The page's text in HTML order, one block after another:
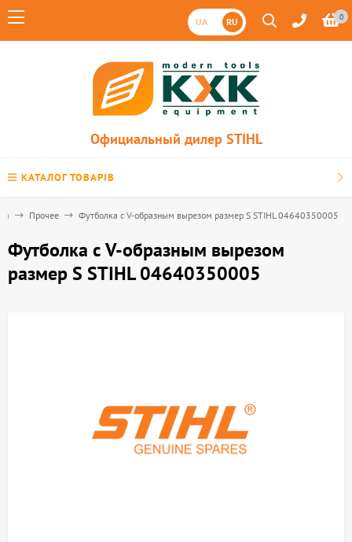
UA RU 0
Официальный дилер STIHL
КАТАЛОГ ТОВАРІВ
Прочее Футболка с V-образным вырезом размер S STIHL 04640350005
Футболка с V-образным вырезом
размер S STIHL 04640350005